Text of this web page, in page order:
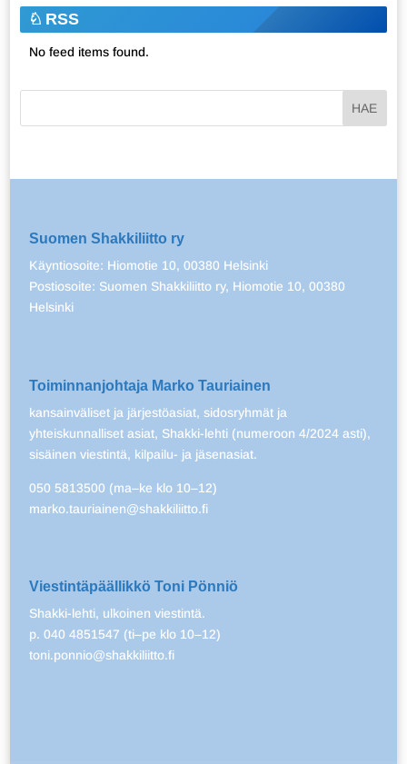
RSS
No feed items found.
Suomen Shakkiliitto ry
Käyntiosoite: Hiomotie 10, 00380 Helsinki
Postiosoite: Suomen Shakkiliitto ry, Hiomotie 10, 00380
Helsinki
Toiminnanjohtaja Marko Tauriainen
kansainväliset ja järjestöasiat, sidosryhmät ja
yhteiskunnalliset asiat, Shakki-lehti (numeroon 4/2024 asti),
sisäinen viestintä, kilpailu- ja jäsenasiat.
050 5813500 (ma–ke klo 10–12)
marko.tauriainen@shakkiliitto.fi
Viestintäpäällikkö Toni Pönniö
Shakki-lehti, ulkoinen viestintä.
p. 040 4851547 (ti–pe klo 10–12)
toni.ponnio@shakkiliitto.fi